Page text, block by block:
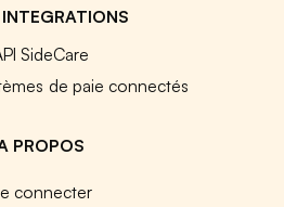
SideCare
de paie connectés
PROPOS
connecter